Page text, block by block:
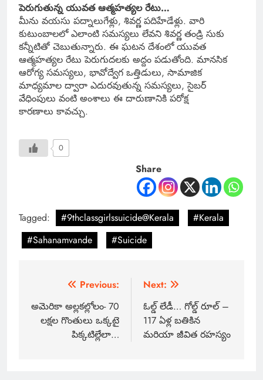
పెరుగుతున్న యువత ఆత్మహత్యల రేటు…
మీను వయసు పద్నాలుగేళ్లు, శివర్ణ పదిహేడేళ్లు. వారి
కుటుంబాలలో ఎలాంటి సమస్యలు లేవని శివర్ణ తండ్రి సుకు
కన్నీటితో చెబుతున్నారు. ఈ ఘటన దేశంలో యువత
ఆత్మహత్యల రేటు పెరుగుదలకు అద్దం పడుతోంది. మానసిక
ఆరోగ్య సమస్యలు, భావోద్వేగ ఒత్తిడులు, సామాజిక
మాధ్యమాల ద్వారా ఎదురవుతున్న సమస్యలు, సైబర్‌
వేధింపులు వంటి అంశాలు ఈ దారుణానికి పరోక్ష
కారణాలు కావచ్చు.
0
Share
Tagged: #9thclassgirlssuicide@Kerala
#Kerala
#Sahanamvande
#Suicide
Previous:
అమెరికా అల్లకల్లోలం- 70
లక్షల గొంతులు ఒక్కటై
పిక్కటిల్లేలా‌…
Next:
ఓల్డ్ లేడీ… గోల్డ్ రూల్ –
117 ఏళ్ల బతికిన
మరియా జీవిత రహస్యం